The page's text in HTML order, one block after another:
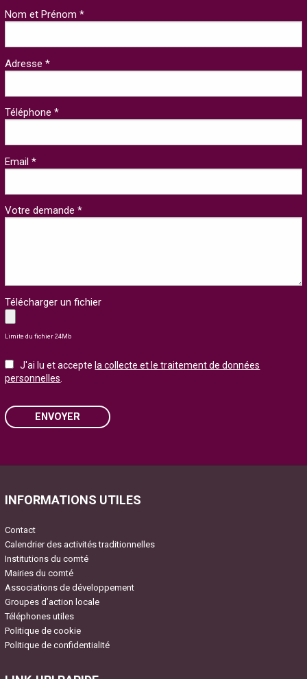
Nom et Prénom *
Adresse *
Téléphone *
Email *
Votre demande *
Télécharger un fichier
Limite du fichier 24Mb
J'ai lu et accepte la collecte et le traitement de données
personnelles
ENVOYER
INFORMATIONS UTILES
Contact
Calendrier des activités traditionnelles
Institutions du comté
Mairies du comté
Associations de développement
Groupes d’action locale
Téléphones utiles
Politique de cookie
Politique de confidentialité